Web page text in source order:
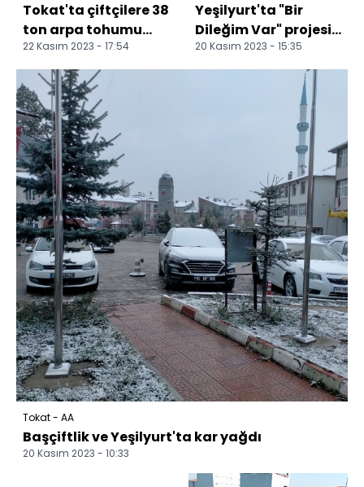
Tokat'ta çiftçilere 38
ton arpa tohumu
dağıtıldı
22 Kasım 2023 - 17:54
Yeşilyurt'ta "Bir
Dileğim Var" projesi
kapsamında sürpriz
doğum günü
20 Kasım 2023 - 15:35
Tokat - AA
Başçiftlik ve Yeşilyurt'ta kar yağdı
20 Kasım 2023 - 10:33